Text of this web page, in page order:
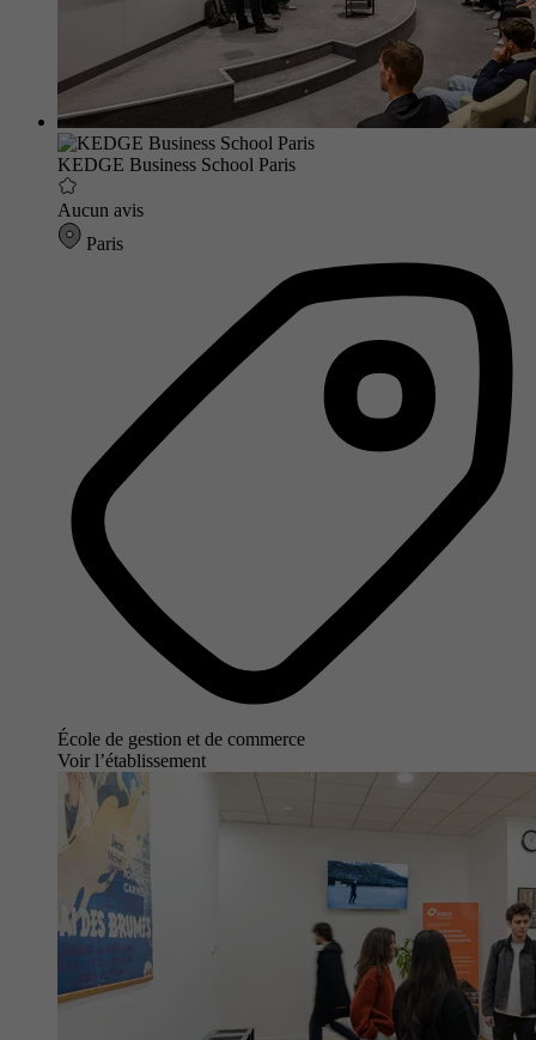
KEDGE Business School Paris
Aucun avis
Paris
École de gestion et de commerce
Voir l’établissement